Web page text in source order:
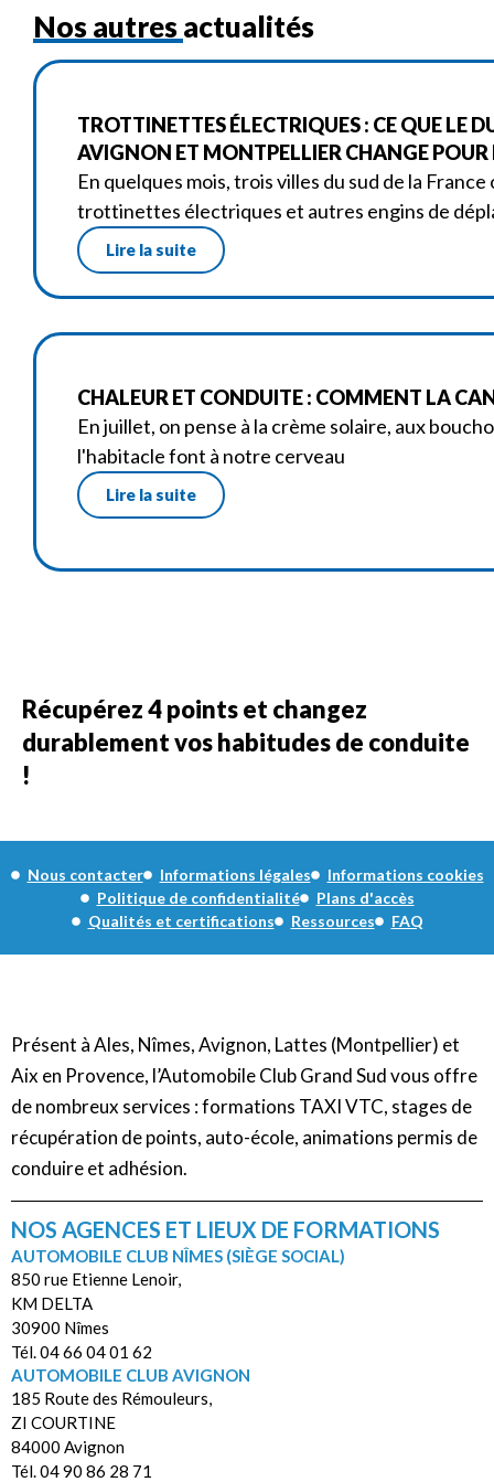
Nos autres actualités
TROTTINETTES ÉLECTRIQUES : CE QUE LE
AVIGNON ET MONTPELLIER CHANGE POUR
En quelques mois, trois villes du sud de la
trottinettes électriques et autres engins de
Lire la suite
CHALEUR ET CONDUITE : COMMENT LA
En juillet, on pense à la crème solaire, aux
l'habitacle font à notre cerveau
Lire la suite
Récupérez 4 points et changez
durablement vos habitudes de conduite
!
Nous contacter Informations légales
Informations cookies
Politique de confidentialité
Plans d'accès
Qualités et certifications
Ressources FAQ
Présent à Ales, Nîmes, Avignon, Lattes (Montpellier) et
Aix en Provence, l’Automobile Club Grand Sud vous offre
de nombreux services : formations TAXI VTC, stages de
récupération de points, auto-école, animations permis de
conduire et adhésion.
NOS AGENCES ET LIEUX DE FORMATIONS
AUTOMOBILE CLUB NÎMES (SIÈGE SOCIAL)
850 rue Etienne Lenoir,
KM DELTA
30900 Nîmes
Tél. 04 66 04 01 62
AUTOMOBILE CLUB AVIGNON
185 Route des Rémouleurs,
ZI COURTINE
84000 Avignon
Tél. 04 90 86 28 71